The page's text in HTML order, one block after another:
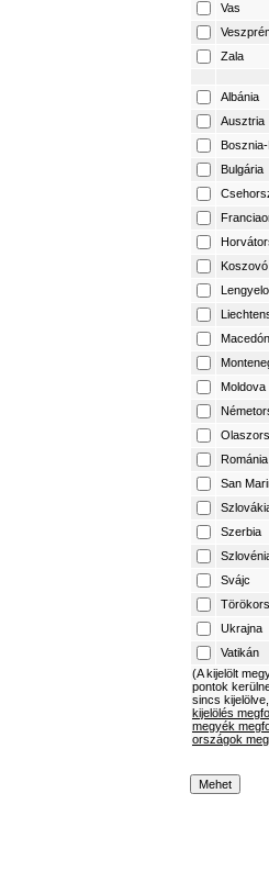
Vas
Zala
Albánia
Ausztria
Bulgária
Koszovó
Moldova
Románia
San
Szerbia
Svájc
Ukrajna
Vatikán
(A kijelölt
pontok
sincs
kijelölés
megyék
országok